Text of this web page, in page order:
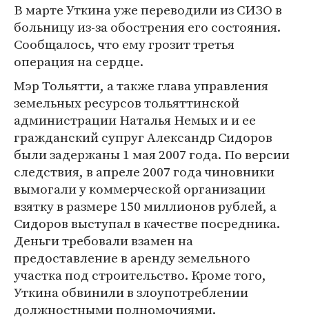
В марте Уткина уже переводили из СИЗО в
больницу из-за обострения его состояния.
Сообщалось, что ему грозит третья
операция на сердце.
Мэр Тольятти, а также глава управления
земельных ресурсов тольяттинской
администрации Наталья Немых и и ее
гражданский супруг Александр Сидоров
были задержаны 1 мая 2007 года. По версии
следствия, в апреле 2007 года чиновники
вымогали у коммерческой организации
взятку в размере 150 миллионов рублей, а
Сидоров выступал в качестве посредника.
Деньги требовали взамен на
предоставление в аренду земельного
участка под строительство. Кроме того,
Уткина обвинили в злоупотреблении
должностными полномочиями.